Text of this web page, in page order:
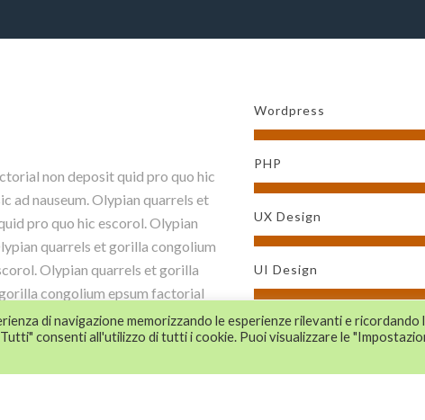
non deposit quid pro quo hic
ad nauseum. Olypian quarrels et
pro quo hic escorol. Olypian
quarrels et gorilla congolium
Olypian quarrels et gorilla
congolium epsum factorial
et gorilla congolium sic ad
factorial non deposit quid
sic ad nauseum.
Wordpress
PHP
UX Design
UI Design
Development
di navigazione memorizzando le esperienze rilevanti e ricordando
consenti all'utilizzo di tutti i cookie. Puoi visualizzare le